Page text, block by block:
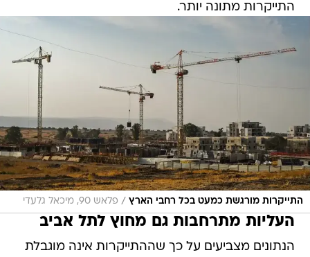
התייקרות מתונה יותר.
התייקרות מורגשת כמעט בכל רחבי הארץ / פלאש 90, מיכאל גלעדי
העליות מתרחבות גם מחוץ לתל אביב
הנתונים מצביעים על כך שההתייקרות אינה מוגבלת